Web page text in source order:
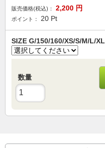
販売価格(税込)： 2,200 円
ポイント： 20 Pt
SIZE G/150/160/XS/S/M/L/XL
数量